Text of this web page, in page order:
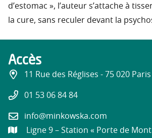
d’estomac », l’auteur s’attache à
la cure, sans reculer devant la
Accès
11 Rue des Réglises - 75 020 Paris
01 53 06 84 84
info@minkowska.com
Ligne 9 – Station « Porte de